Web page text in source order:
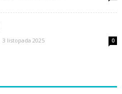
3 listopada 2025 0